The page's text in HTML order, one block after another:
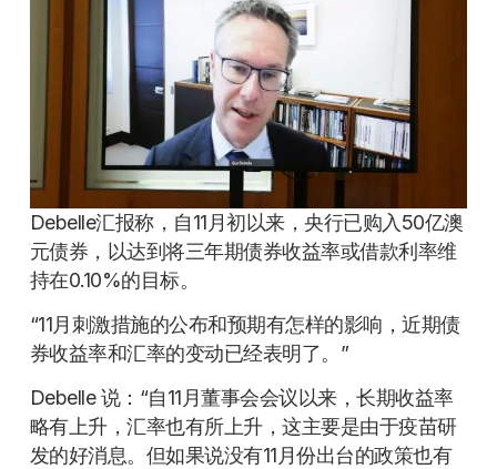
Debelle汇报称，自11月初以来，央行已购入50亿澳
元债券，以达到将三年期债券收益率或借款利率维
持在0.10%的目标。
“11月刺激措施的公布和预期有怎样的影响，近期债
券收益率和汇率的变动已经表明了。”
Debelle 说：“自11月董事会会议以来，长期收益率
略有上升，汇率也有所上升，这主要是由于疫苗研
发的好消息。但如果说没有11月份出台的政策也有